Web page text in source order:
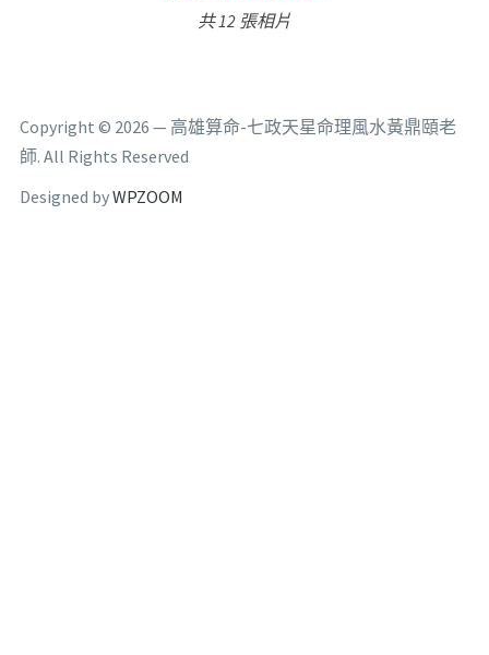
Copyright © 2026 — 高雄算命-七政天星命理風水黃鼎頤老
師. All Rights Reserved
Designed byWPZOOM